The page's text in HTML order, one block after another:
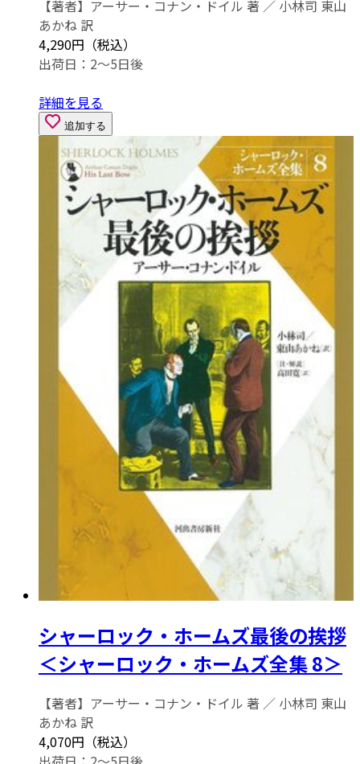
【著者】アーサー・コナン・ドイル 著 ／ 小林司 東山
あかね 訳
4,290円（税込）
出荷日：2～5日後
詳細を見る
追加する
シャーロック・ホームズ最後の挨拶
＜シャーロック・ホームズ全集 8＞
【著者】アーサー・コナン・ドイル 著 ／ 小林司 東山
あかね 訳
4,070円（税込）